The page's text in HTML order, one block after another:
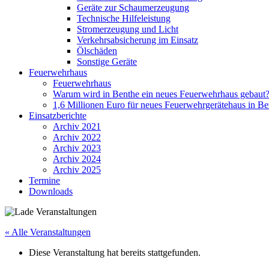
Geräte zur Schaumerzeugung
Technische Hilfeleistung
Stromerzeugung und Licht
Verkehrsabsicherung im Einsatz
Ölschäden
Sonstige Geräte
Feuerwehrhaus
Feuerwehrhaus
Warum wird in Benthe ein neues Feuerwehrhaus gebaut?
1,6 Millionen Euro für neues Feuerwehrgerätehaus in
Einsatzberichte
Archiv 2021
Archiv 2022
Archiv 2023
Archiv 2024
Archiv 2025
Termine
Downloads
« Alle Veranstaltungen
Diese Veranstaltung hat bereits stattgefunden.